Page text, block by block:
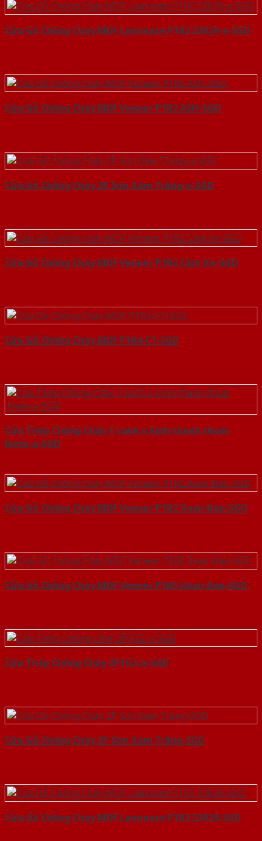
Cửa Gỗ Chống Cháy MDF Laminate P1R2 23029-a-SGD
Cửa Gỗ Chống Cháy MDF Veneer P1R2 ASH-SGD
Cửa Gỗ Chống Cháy 2P Sơn Xám Trắng-a-SGD
Cửa Gỗ Chống Cháy MDF Veneer P1R2 Căm Xe-SGD
Cửa Gỗ Chống Cháy MDF P1R4-C1-SGD
Cửa Thép Chống Cháy 1 canh o kinh thanh thoat
hiem-a-SGD
Cửa Gỗ Chống Cháy MDF Veneer P1R2 Xoan Đào-SGD
Cửa Gỗ Chống Cháy MDF Veneer P1R5 Xoan Đào-SGD
Cửa Thép Chống Cháy 2P1G2-a-SGD
Cửa Gỗ Chống Cháy 2P Sơn Xám Trắng-SGD
Cửa Gỗ Chống Cháy MDF Laminate P1R2 23029-SGD